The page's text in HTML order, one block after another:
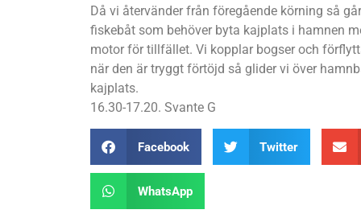
Då vi återvänder från föregående körning så
fiskebåt som behöver byta kajplats i hamnen
motor för tillfället. Vi kopplar bogser och
när den är tryggt förtöjd så glider vi över
kajplats.
16.30-17.20. Svante G
Facebook Twitter
WhatsApp